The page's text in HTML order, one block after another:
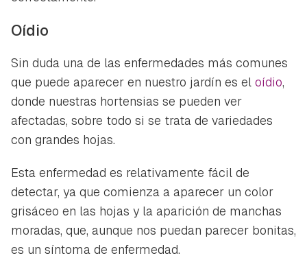
Oídio
Sin duda una de las enfermedades más comunes
que puede aparecer en nuestro jardín es el oídio,
donde nuestras hortensias se pueden ver
afectadas, sobre todo si se trata de variedades
con grandes hojas.
Esta enfermedad es relativamente fácil de
detectar, ya que comienza a aparecer un color
grisáceo en las hojas y la aparición de manchas
moradas, que, aunque nos puedan parecer bonitas,
es un síntoma de enfermedad.